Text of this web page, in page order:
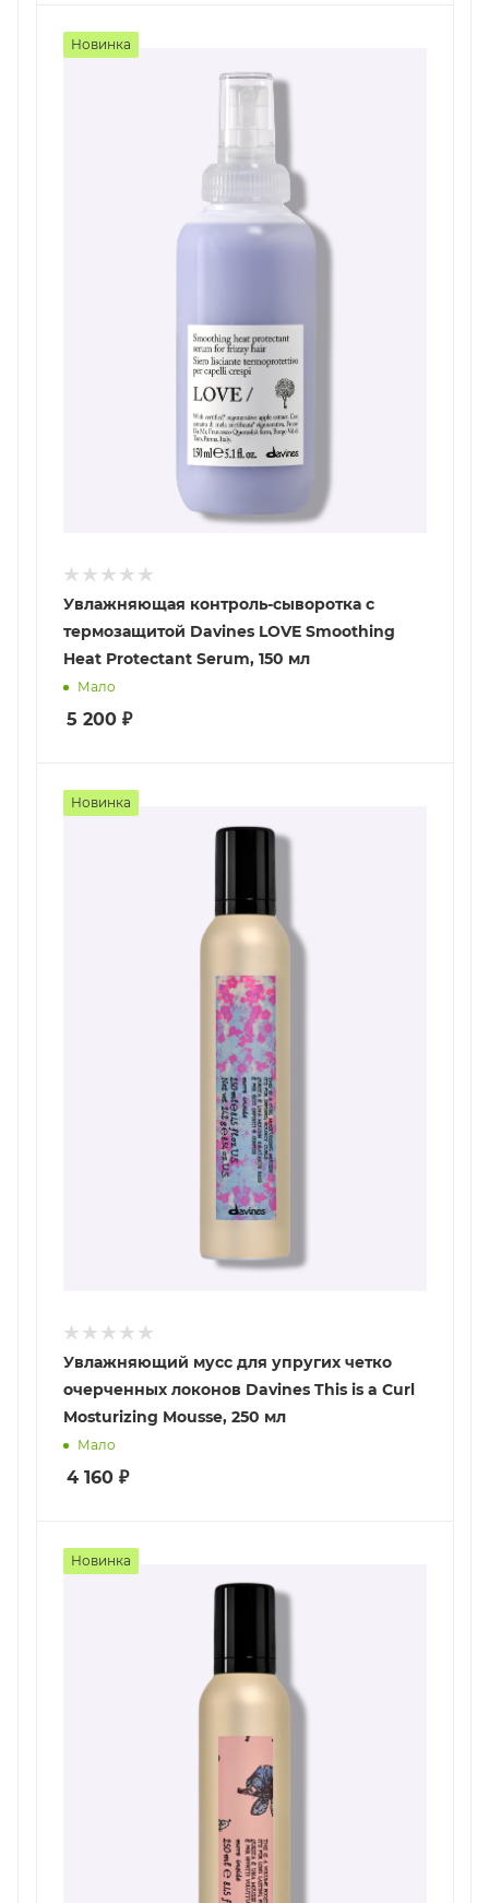
Новинка
Увлажняющая контроль-сыворотка с
термозащитой Davines LOVE Smoothing
Heat Protectant Serum, 150 мл
Мало
5 200 ₽
Новинка
Увлажняющий мусс для упругих четко
очерченных локонов Davines This is a Curl
Mosturizing Mousse, 250 мл
Мало
4 160 ₽
Новинка